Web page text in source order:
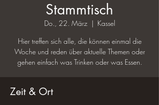
Stammtisch
Do., 22. März
  |
Kassel
Hier treffen sich alle, die können einmal die
Woche und reden über aktuelle Themen oder
gehen einfach was Trinken oder was Essen.
Zeit & Ort